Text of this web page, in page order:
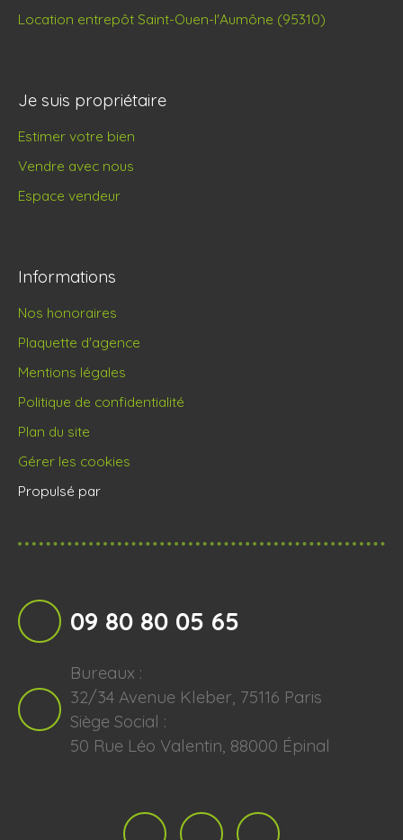
Location entrepôt Saint-Ouen-l'Aumône (95310)
Je suis propriétaire
Estimer votre bien
Vendre avec nous
Espace vendeur
Informations
Nos honoraires
Plaquette d'agence
Mentions légales
Politique de confidentialité
Plan du site
Gérer les cookies
Propulsé par
09 80 80 05 65
Bureaux :
32/34 Avenue Kleber, 75116 Paris
Siège Social :
50 Rue Léo Valentin, 88000 Épinal